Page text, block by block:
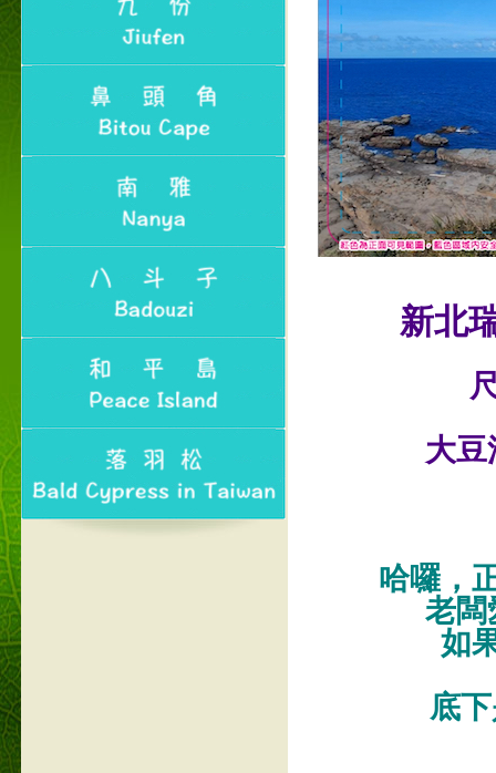
新北
大
哈囉，
老闆
如
底